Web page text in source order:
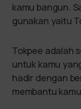
kamu bangun.
gunakan yaitu
Tokpee adalah
untuk kamu
hadir dengan
membantu